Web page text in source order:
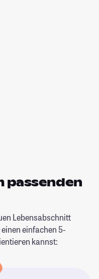
passenden
Lebensabschnitt
einfachen 5-
kannst: